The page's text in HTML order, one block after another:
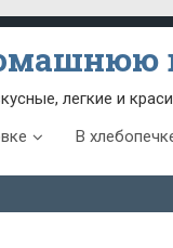
легкие и
В